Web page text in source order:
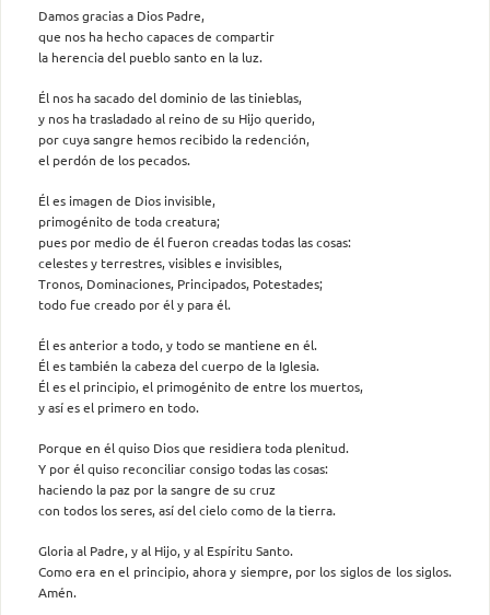
Damos gracias a Dios Padre,
que nos ha hecho capaces de compartir
la herencia del pueblo santo en la luz.
Él nos ha sacado del dominio de las tinieblas,
y nos ha trasladado al reino de su Hijo querido,
por cuya sangre hemos recibido la redención,
el perdón de los pecados.
Él es imagen de Dios invisible,
primogénito de toda creatura;
pues por medio de él fueron creadas todas las cosas:
celestes y terrestres, visibles e invisibles,
Tronos, Dominaciones, Principados, Potestades;
todo fue creado por él y para él.
Él es anterior a todo, y todo se mantiene en él.
Él es también la cabeza del cuerpo de la Iglesia.
Él es el principio, el primogénito de entre los muertos,
y así es el primero en todo.
Porque en él quiso Dios que residiera toda plenitud.
Y por él quiso reconciliar consigo todas las cosas:
haciendo la paz por la sangre de su cruz
con todos los seres, así del cielo como de la tierra.
Gloria al Padre, y al Hijo, y al Espíritu Santo.
Como era en el principio, ahora y siempre, por los siglos de los siglos.
Amén.